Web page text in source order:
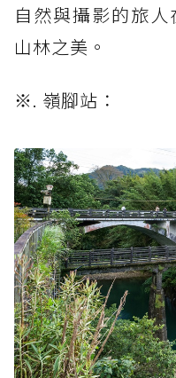
自然與攝影的旅
山林之美。
※. 嶺腳站：